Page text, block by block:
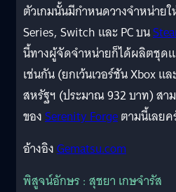
ตัวเกมนั้นมีกำหนดวางจำหน่ายใ
Series, Switch และ PC บน
นี้ทางผู้จัดจำหน่ายก็ได้ผลิตชุด
เช่นกัน (ยกเว้นเวอร์ชัน Xbox แ
สหรัฐฯ (ประมาณ 932 บาท) สา
ของSerenity Forgeตามนี้เลย
อ้างอิงGematsu.com
พิสูจน์อักษร : สุชยา เกษจำรัส